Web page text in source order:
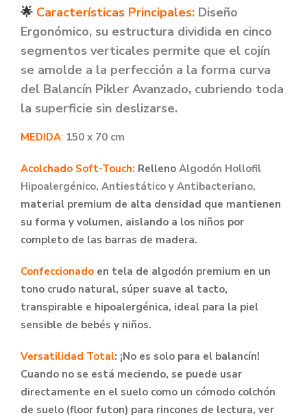
🌟 Características Principales: Diseño
Ergonómico, su estructura dividida en cinco
segmentos verticales permite que el cojín
se amolde a la perfección a la forma curva
del Balancín Pikler Avanzado, cubriendo toda
la superficie sin deslizarse.
MEDIDA: 150 x 70 cm
Acolchado Soft-Touch: Relleno Algodón Hollofil
Hipoalergénico, Antiestático y Antibacteriano,
material premium de alta densidad que mantienen
su forma y volumen, aislando a los niños por
completo de las barras de madera.
Confeccionado en tela de algodón premium en un
tono crudo natural, súper suave al tacto,
transpirable e hipoalergénica, ideal para la piel
sensible de bebés y niños.
Versatilidad Total: ¡No es solo para el balancín!
Cuando no se está meciendo, se puede usar
directamente en el suelo como un cómodo colchón
de suelo (floor futon) para rincones de lectura, ver